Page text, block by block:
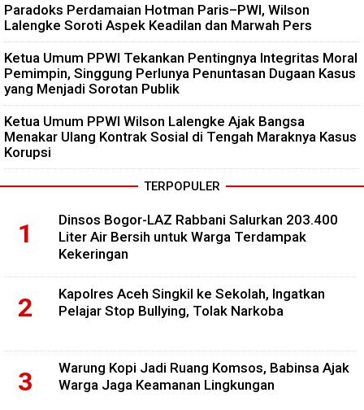
Paradoks Perdamaian Hotman Paris–PWI, Wilson
Lalengke Soroti Aspek Keadilan dan Marwah Pers
Ketua Umum PPWI Tekankan Pentingnya Integritas Moral
Pemimpin, Singgung Perlunya Penuntasan Dugaan Kasus
yang Menjadi Sorotan Publik
Ketua Umum PPWI Wilson Lalengke Ajak Bangsa
Menakar Ulang Kontrak Sosial di Tengah Maraknya Kasus
Korupsi
TERPOPULER
Dinsos Bogor-LAZ Rabbani Salurkan 203.400
Liter Air Bersih untuk Warga Terdampak
Kekeringan
Kapolres Aceh Singkil ke Sekolah, Ingatkan
Pelajar Stop Bullying, Tolak Narkoba
Warung Kopi Jadi Ruang Komsos, Babinsa Ajak
Warga Jaga Keamanan Lingkungan